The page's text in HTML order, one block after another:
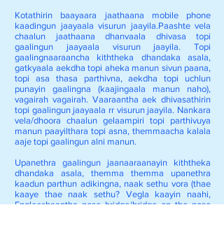
Kotathirin baayaara jaathaana mobile phone
kaadingun jaayaala visurun jaayila.Paashte vela
chaalun jaathaana dhanvaala dhivasa topi
gaalingun jaayaala visurun jaayila. Topi
gaalingnaaraancha kiththeka dhandaka asala,
gatkyaala aekdha topi aheka manun sivun paana,
topi asa thasa parthivna, aekdha topi uchlun
punayin gaalingna (kaajingaala manun naho),
vagairah vagairah. Vaaraantha aek dhivasathirin
topi gaalingun jaayaala rr visurun jaayila. Nankara
vela/dhoora chaalun gelaampiri topi parthivuya
manun paayilthara topi asna, themmaacha kalala
aaje topi gaalingun alni manun.
Upanethra gaalingun jaanaaraanayin kiththeka
dhandaka asala, themma themma upanethra
kaadun parthun adikingna, naak sethu vora (thae
kaaye thae naak sethu? Vegla kaayin naahi,
Engleeshaantha nose bridge/bridge on the nose